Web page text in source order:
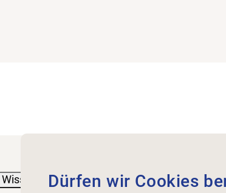
Wissen
Dürfen wir Cookies